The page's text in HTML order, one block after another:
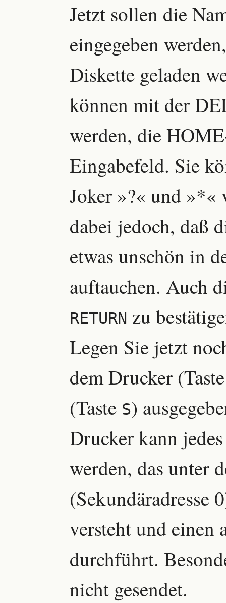
Jetzt sollen die
eingegeben
Diskette geladen
können mit der
werden, die
Eingabefeld. Sie
Joker »?« und »*«
dabei jedoch, daß
etwas unschön in
auftauchen. Auch
RETURN zu
Legen Sie jetzt
dem Drucker
(Taste S)
Drucker kann
werden, das unter
(Sekundäradresse
versteht und einen
durchführt.
nicht gesendet.